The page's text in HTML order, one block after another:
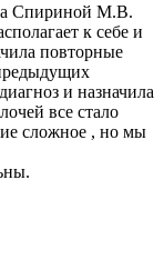
Спириной М.В.
к себе и
повторные
и назначила
все стало
сложное , но мы